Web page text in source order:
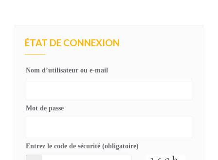
ÉTAT DE CONNEXION
Nom d’utilisateur ou e-mail
Mot de passe
Entrez le code de sécurité (obligatoire)